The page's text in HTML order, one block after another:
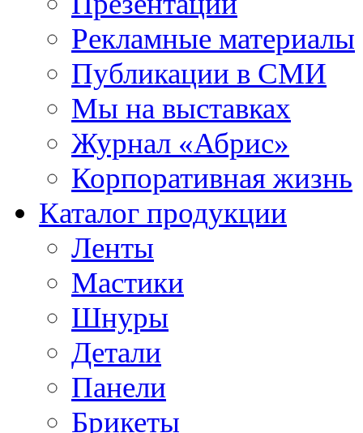
Рекламные материалы
Публикации в СМИ
Мы на выставках
Журнал «Абрис»
Корпоративная жизнь
Каталог продукции
Ленты
Мастики
Шнуры
Детали
Панели
Брикеты